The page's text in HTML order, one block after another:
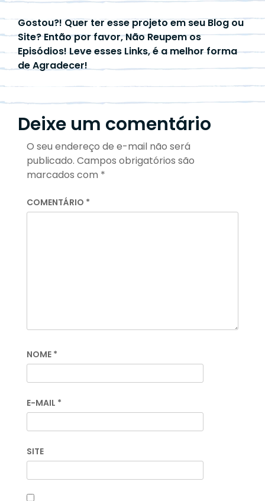
Gostou?! Quer ter esse projeto em seu Blog ou
Site? Então por favor, Não Reupem os
Episódios! Leve esses Links, é a melhor forma
de Agradecer!
Deixe um comentário
O seu endereço de e-mail não será
publicado. Campos obrigatórios são
marcados com *
COMENTÁRIO *
NOME *
E-MAIL *
SITE